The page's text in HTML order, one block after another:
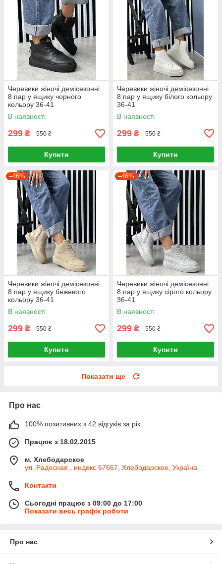
Черевики жіночі демісезонні
8 пар у ящику чорного
кольору 36-41
В наявності
299 ₴ 550 ₴
Купити
Черевики жіночі демісезонні
8 пар у ящику білого кольору
36-41
В наявності
299 ₴ 550 ₴
Купити
–46%
Черевики жіночі демісезонні
8 пар у ящику бежевого
кольору 36-41
В наявності
299 ₴ 550 ₴
Купити
–46%
Черевики жіночі демісезонні
8 пар у ящику сірого кольору
36-41
В наявності
299 ₴ 550 ₴
Купити
Показати ще
Про нас
100% позитивних з 42 відгуків за рік
Працює з 18.02.2015
м. Хлебодарское
ул. Радосная , индекс 67667, Хлебодарское, Україна
Контакти
Сьогодні працює з 09:00 до 17:00
Показати весь графік роботи
Про нас